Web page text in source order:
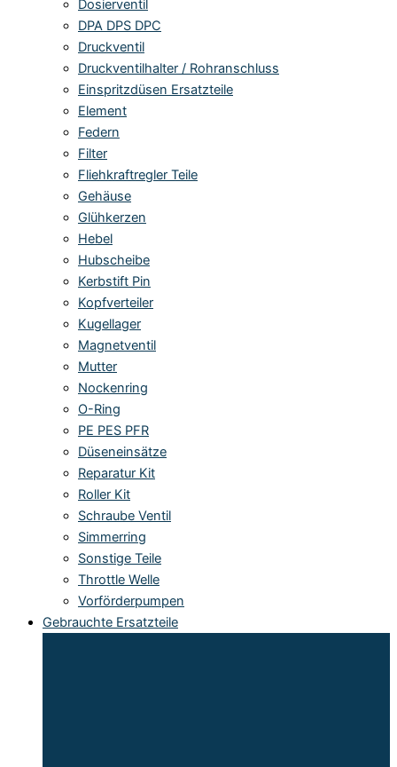
Dosierventil
DPA DPS DPC
Druckventil
Druckventilhalter / Rohranschluss
Einspritzdüsen Ersatzteile
Element
Federn
Filter
Fliehkraftregler Teile
Gehäuse
Glühkerzen
Hebel
Hubscheibe
Kerbstift Pin
Kopfverteiler
Kugellager
Magnetventil
Mutter
Nockenring
O-Ring
PE PES PFR
Düseneinsätze
Reparatur Kit
Roller Kit
Schraube Ventil
Simmerring
Sonstige Teile
Throttle Welle
Vorförderpumpen
Gebrauchte Ersatzteile